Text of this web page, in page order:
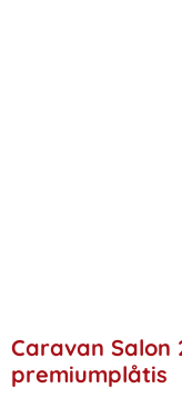
Caravan Salon
premiumplåtis